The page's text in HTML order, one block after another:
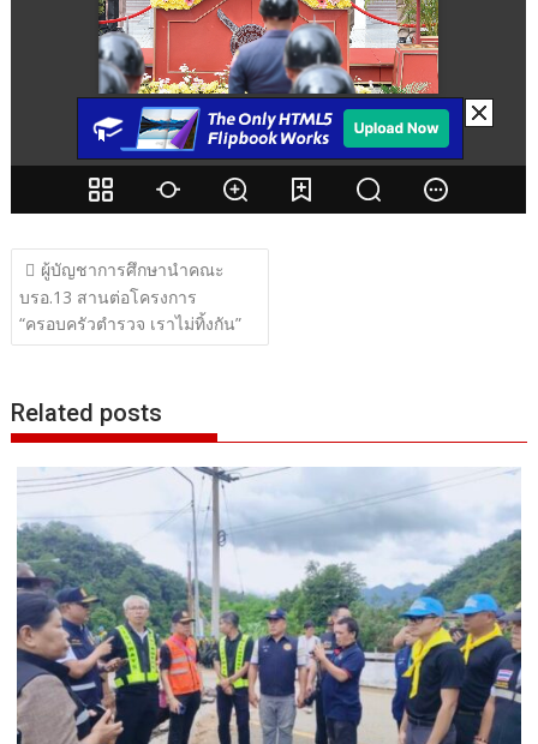
แนะแนว
เรื่อง
ผู้บัญชาการศึกษานำคณะ
บรอ.13 สานต่อโครงการ
“ครอบครัวตำรวจ เราไม่ทิ้งกัน”
Related posts